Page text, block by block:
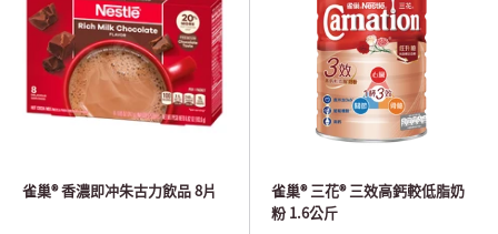
雀巢® 香濃即冲朱古力飲品 8片
雀巢® 三花® 三效高鈣較低脂奶
粉 1.6公斤